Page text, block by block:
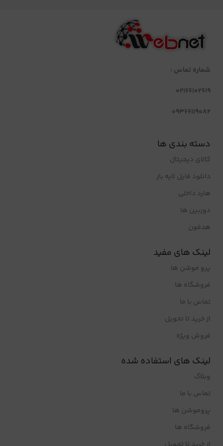
شماره تماس :
02166102619
09366119082
دسته بندی ها
کالای دیجیتال
دانلود فایل لایه باز
هارد داخلی
دوربین ها
هدفون
لینک های مفید
پرو موشن ها
فروشگاه ها
تماس با ما
از خرید تا تحویل
فروش ویژه
لینک های استفاده شده
وبلاگ
تماس با ما
پروموشن ها
فروشگاه ها